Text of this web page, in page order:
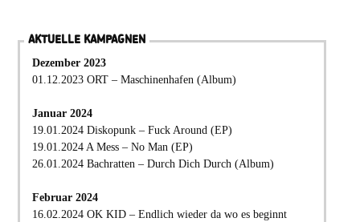
AKTUELLE KAMPAGNEN
Dezember 2023
01.12.2023 ORT – Maschinenhafen (Album)
Januar 2024
19.01.2024 Diskopunk – Fuck Around (EP)
19.01.2024 A Mess – No Man (EP)
26.01.2024 Bachratten – Durch Dich Durch (Album)
Februar 2024
16.02.2024 OK KID – Endlich wieder da wo es beginnt